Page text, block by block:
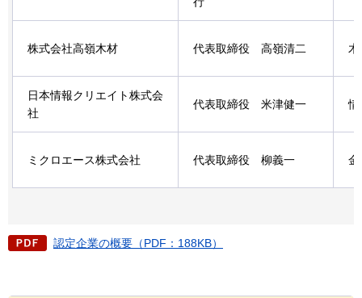
株式会社高嶺木材 代表取締役 高嶺清二
日本情報クリエイト株式会
社
代表取締役 米津健一 情
ミクロエース株式会社 代表取締役 柳義一 金
認定企業の概要（PDF：188KB）